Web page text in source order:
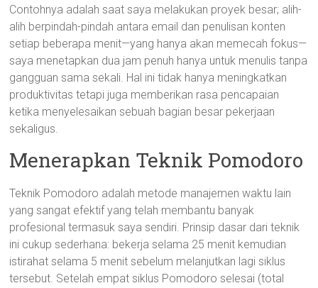
Contohnya adalah saat saya melakukan proyek besar; alih-
alih berpindah-pindah antara email dan penulisan konten
setiap beberapa menit—yang hanya akan memecah fokus—
saya menetapkan dua jam penuh hanya untuk menulis tanpa
gangguan sama sekali. Hal ini tidak hanya meningkatkan
produktivitas tetapi juga memberikan rasa pencapaian
ketika menyelesaikan sebuah bagian besar pekerjaan
sekaligus.
Menerapkan Teknik Pomodoro
Teknik Pomodoro adalah metode manajemen waktu lain
yang sangat efektif yang telah membantu banyak
profesional termasuk saya sendiri. Prinsip dasar dari teknik
ini cukup sederhana: bekerja selama 25 menit kemudian
istirahat selama 5 menit sebelum melanjutkan lagi siklus
tersebut. Setelah empat siklus Pomodoro selesai (total